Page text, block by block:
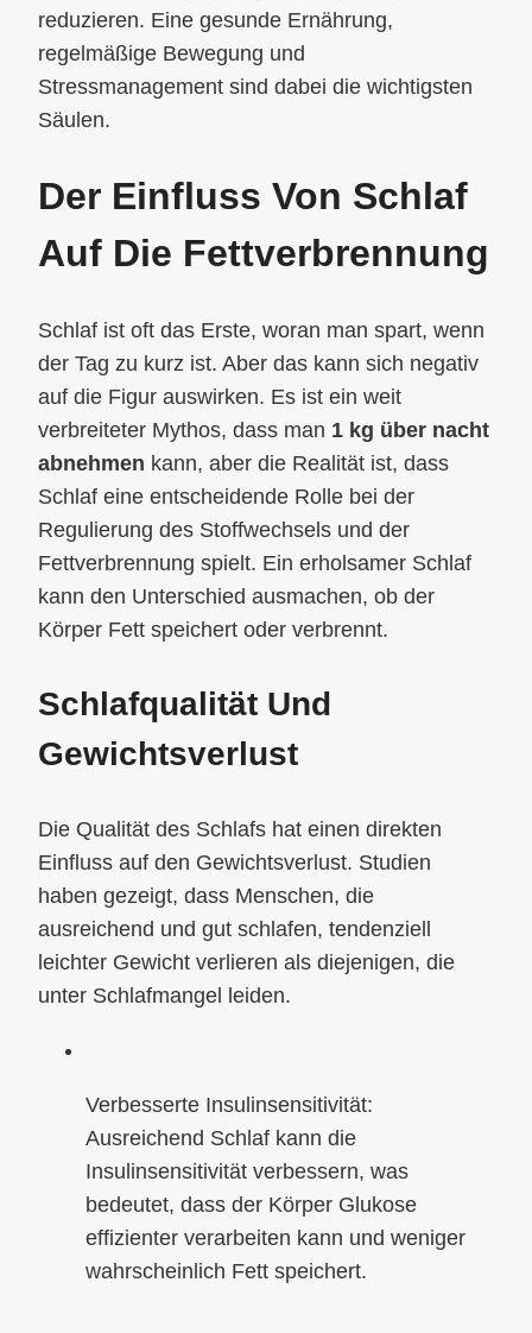
reduzieren. Eine gesunde Ernährung,
regelmäßige Bewegung und
Stressmanagement sind dabei die wichtigsten
Säulen.
Der Einfluss Von Schlaf
Auf Die Fettverbrennung
Schlaf ist oft das Erste, woran man spart, wenn
der Tag zu kurz ist. Aber das kann sich negativ
auf die Figur auswirken. Es ist ein weit
verbreiteter Mythos, dass man 1 kg über nacht
abnehmen kann, aber die Realität ist, dass
Schlaf eine entscheidende Rolle bei der
Regulierung des Stoffwechsels und der
Fettverbrennung spielt. Ein erholsamer Schlaf
kann den Unterschied ausmachen, ob der
Körper Fett speichert oder verbrennt.
Schlafqualität Und
Gewichtsverlust
Die Qualität des Schlafs hat einen direkten
Einfluss auf den Gewichtsverlust. Studien
haben gezeigt, dass Menschen, die
ausreichend und gut schlafen, tendenziell
leichter Gewicht verlieren als diejenigen, die
unter Schlafmangel leiden.
Verbesserte Insulinsensitivität:
Ausreichend Schlaf kann die
Insulinsensitivität verbessern, was
bedeutet, dass der Körper Glukose
effizienter verarbeiten kann und weniger
wahrscheinlich Fett speichert.